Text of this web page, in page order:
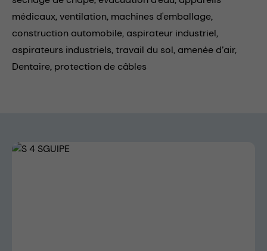
médicaux,ventilation, machines d'emballage,
construction automobile, aspirateur industriel,
aspirateurs industriels,travail du sol, amenée d’air,
Dentaire, protection de câbles
Skip image gallery